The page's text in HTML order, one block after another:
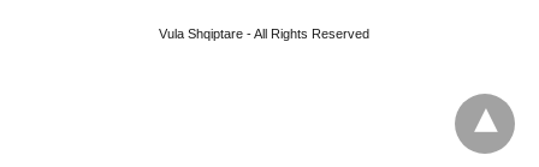
Vula Shqiptare - All Rights Reserved